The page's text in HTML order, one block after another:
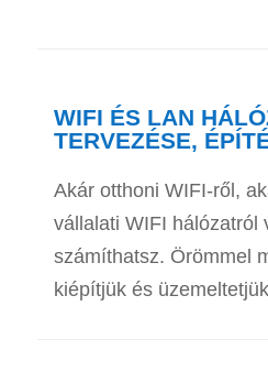
WIFI ÉS LAN
TERVEZÉSE,
Akár otthoni WIFI-ről,
vállalati WIFI hálózatról
számíthatsz. Örömmel
kiépítjük és